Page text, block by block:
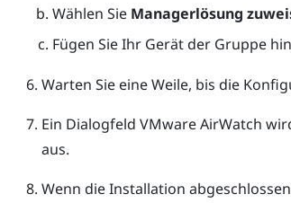
Wählen Sie Managerlösung
Fügen Sie Ihr Gerät der Gruppe
Warten Sie eine Weile, bis die
Ein Dialogfeld VMware AirWatch
aus.
Wenn die Installation